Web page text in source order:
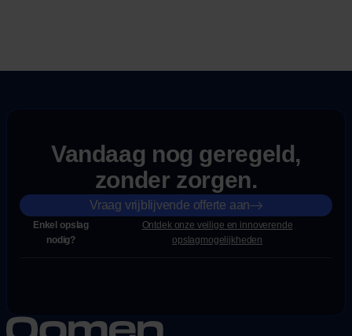
Vandaag nog geregeld,
zonder zorgen.
Vraag vrijblijvende offerte aan
Enkel opslag
nodig?
Ontdek onze veilige en innoverende
opslagmogelijkheden